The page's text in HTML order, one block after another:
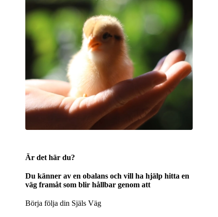
Är det här du?
Du känner av en obalans och vill ha hjälp hitta en
väg framåt som blir hållbar genom att
Börja följa din Själs Väg